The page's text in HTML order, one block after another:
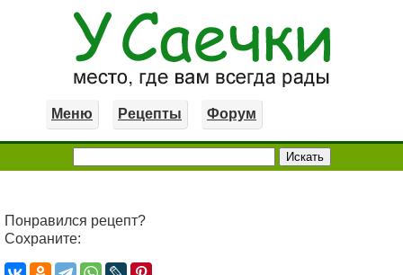
Меню Рецепты Форум
Понравился рецепт?
Сохраните: